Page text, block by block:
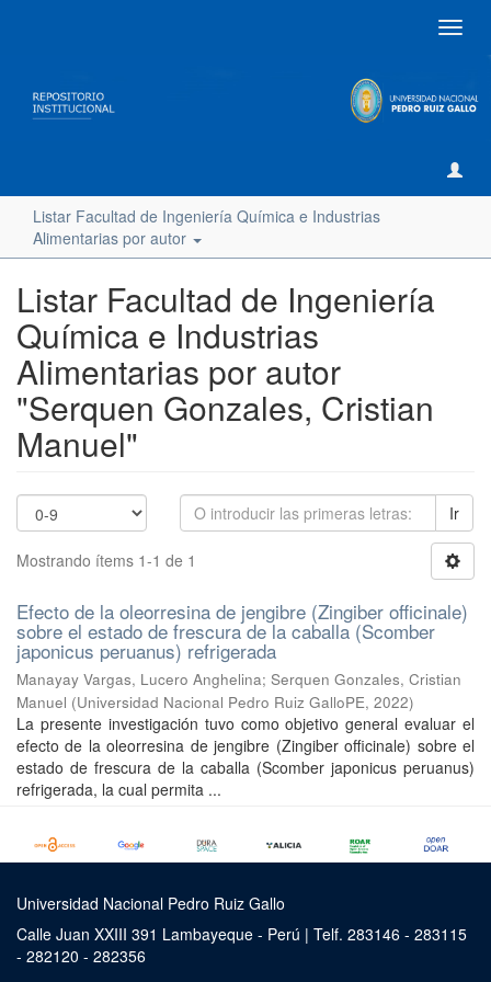
Listar Facultad de Ingeniería Química e Industrias
Alimentarias por autor
Listar Facultad de Ingeniería
Química e Industrias
Alimentarias por autor
"Serquen Gonzales, Cristian
Manuel"
Ir
Mostrando ítems 1-1 de 1
Efecto de la oleorresina de jengibre (Zingiber officinale)
sobre el estado de frescura de la caballa (Scomber
japonicus peruanus) refrigerada
Manayay Vargas, Lucero Anghelina; Serquen Gonzales, Cristian
Manuel (Universidad Nacional Pedro Ruiz GalloPE, 2022)
La presente investigación tuvo como objetivo general evaluar el
efecto de la oleorresina de jengibre (Zingiber officinale) sobre el
estado de frescura de la caballa (Scomber japonicus peruanus)
refrigerada, la cual permita ...
Universidad Nacional Pedro Ruiz Gallo
Calle Juan XXIII 391 Lambayeque - Perú | Telf. 283146 - 283115
- 282120 - 282356